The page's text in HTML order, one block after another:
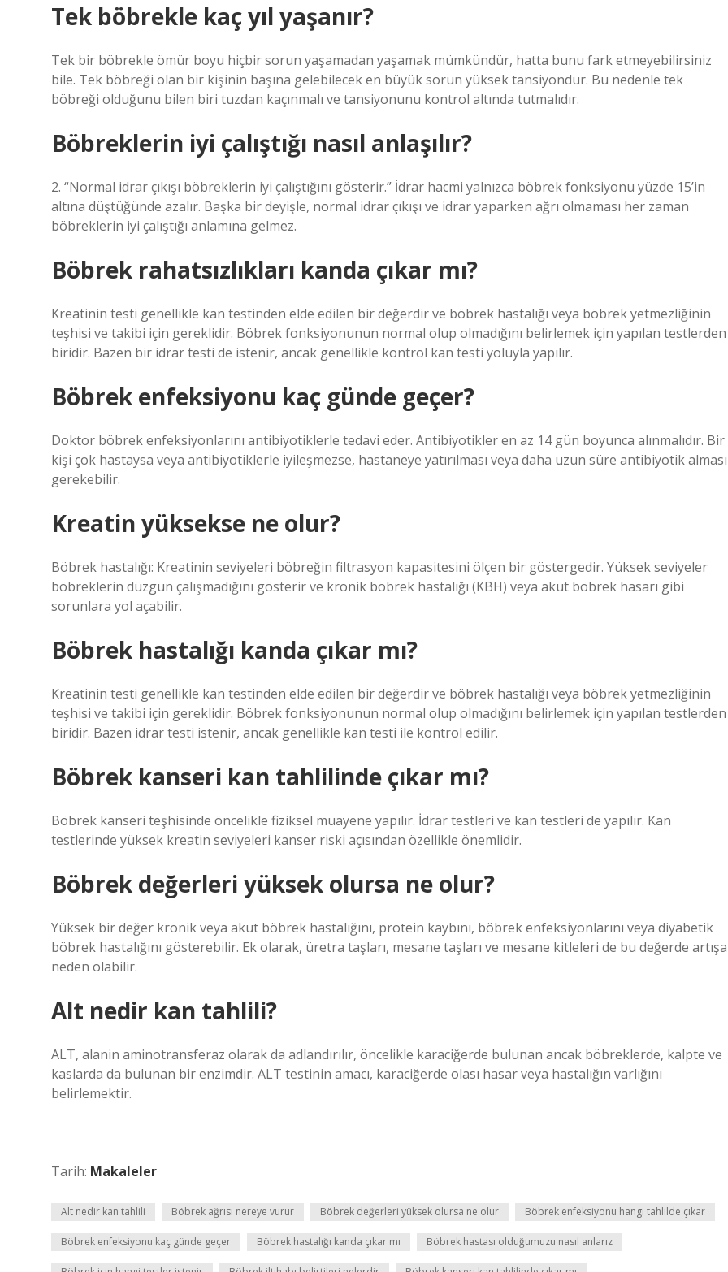
Tek böbrekle kaç yıl yaşanır?
Tek bir böbrekle ömür boyu hiçbir sorun yaşamadan yaşamak mümkündür, hatta bunu fark etmeyebilirsiniz
bile. Tek böbreği olan bir kişinin başına gelebilecek en büyük sorun yüksek tansiyondur. Bu nedenle tek
böbreği olduğunu bilen biri tuzdan kaçınmalı ve tansiyonunu kontrol altında tutmalıdır.
Böbreklerin iyi çalıştığı nasıl anlaşılır?
2. “Normal idrar çıkışı böbreklerin iyi çalıştığını gösterir.” İdrar hacmi yalnızca böbrek fonksiyonu yüzde 15’in
altına düştüğünde azalır. Başka bir deyişle, normal idrar çıkışı ve idrar yaparken ağrı olmaması her zaman
böbreklerin iyi çalıştığı anlamına gelmez.
Böbrek rahatsızlıkları kanda çıkar mı?
Kreatinin testi genellikle kan testinden elde edilen bir değerdir ve böbrek hastalığı veya böbrek yetmezliğinin
teşhisi ve takibi için gereklidir. Böbrek fonksiyonunun normal olup olmadığını belirlemek için yapılan testlerden
biridir. Bazen bir idrar testi de istenir, ancak genellikle kontrol kan testi yoluyla yapılır.
Böbrek enfeksiyonu kaç günde geçer?
Doktor böbrek enfeksiyonlarını antibiyotiklerle tedavi eder. Antibiyotikler en az 14 gün boyunca alınmalıdır. Bir
kişi çok hastaysa veya antibiyotiklerle iyileşmezse, hastaneye yatırılması veya daha uzun süre antibiyotik alması
gerekebilir.
Kreatin yüksekse ne olur?
Böbrek hastalığı: Kreatinin seviyeleri böbreğin filtrasyon kapasitesini ölçen bir göstergedir. Yüksek seviyeler
böbreklerin düzgün çalışmadığını gösterir ve kronik böbrek hastalığı (KBH) veya akut böbrek hasarı gibi
sorunlara yol açabilir.
Böbrek hastalığı kanda çıkar mı?
Kreatinin testi genellikle kan testinden elde edilen bir değerdir ve böbrek hastalığı veya böbrek yetmezliğinin
teşhisi ve takibi için gereklidir. Böbrek fonksiyonunun normal olup olmadığını belirlemek için yapılan testlerden
biridir. Bazen idrar testi istenir, ancak genellikle kan testi ile kontrol edilir.
Böbrek kanseri kan tahlilinde çıkar mı?
Böbrek kanseri teşhisinde öncelikle fiziksel muayene yapılır. İdrar testleri ve kan testleri de yapılır. Kan
testlerinde yüksek kreatin seviyeleri kanser riski açısından özellikle önemlidir.
Böbrek değerleri yüksek olursa ne olur?
Yüksek bir değer kronik veya akut böbrek hastalığını, protein kaybını, böbrek enfeksiyonlarını veya diyabetik
böbrek hastalığını gösterebilir. Ek olarak, üretra taşları, mesane taşları ve mesane kitleleri de bu değerde artışa
neden olabilir.
Alt nedir kan tahlili?
ALT, alanin aminotransferaz olarak da adlandırılır, öncelikle karaciğerde bulunan ancak böbreklerde, kalpte ve
kaslarda da bulunan bir enzimdir. ALT testinin amacı, karaciğerde olası hasar veya hastalığın varlığını
belirlemektir.
Tarih: Makaleler
Alt nedir kan tahlili Böbrek ağrısı nereye vurur Böbrek değerleri yüksek olursa ne olur Böbrek enfeksiyonu hangi tahlilde çıkar
Böbrek enfeksiyonu kaç günde geçer Böbrek hastalığı kanda çıkar mı Böbrek hastası olduğumuzu nasıl anlarız